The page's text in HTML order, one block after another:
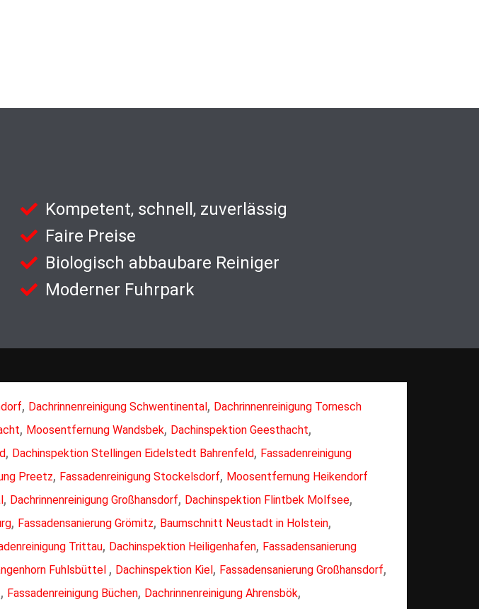
Kompetent, schnell, zuverlässig
Faire Preise
Biologisch abbaubare Reiniger
Moderner Fuhrpark
, Dachrinnenreinigung Schwentinental, Dachrinnenreinigung Tornesch
, Moosentfernung Wandsbek, Dachinspektion Geesthacht,
, Dachinspektion Stellingen Eidelstedt Bahrenfeld, Fassadenreinigung
Preetz, Fassadenreinigung Stockelsdorf, Moosentfernung Heikendorf
, Dachrinnenreinigung Großhansdorf, Dachinspektion Flintbek Molfsee,
, Fassadensanierung Grömitz, Baumschnitt Neustadt in Holstein,
Trittau, Dachinspektion Heiligenhafen, Fassadensanierung
Fuhlsbüttel , Dachinspektion Kiel, Fassadensanierung Großhansdorf,
, Fassadenreinigung Büchen, Dachrinnenreinigung Ahrensbök,